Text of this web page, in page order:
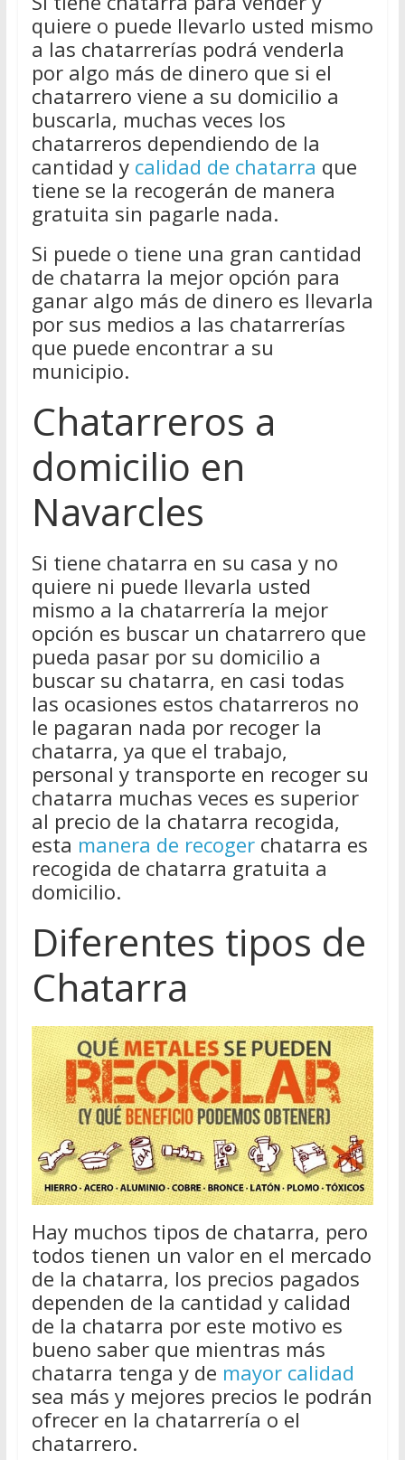
quiere o puede llevarlo usted mismo
a las chatarrerías podrá venderla
por algo más de dinero que si el
chatarrero viene a su domicilio a
buscarla, muchas veces los
chatarreros dependiendo de la
cantidad ycalidad de chatarra que
tiene se la recogerán de manera
gratuita sin pagarle nada.
Si puede o tiene una gran cantidad
de chatarra la mejor opción para
ganar algo más de dinero es llevarla
por sus medios a las chatarrerías
que puede encontrar a su
municipio.
Chatarreros a
domicilio en
Navarcles
Si tiene chatarra en su casa y no
quiere ni puede llevarla usted
mismo a la chatarrería la mejor
opción es buscar un chatarrero que
pueda pasar por su domicilio a
buscar su chatarra, en casi todas
las ocasiones estos chatarreros no
le pagaran nada por recoger la
chatarra, ya que el trabajo,
personal y transporte en recoger su
chatarra muchas veces es superior
al precio de la chatarra recogida,
esta manera de recogerchatarra es
recogida de chatarra gratuita a
domicilio.
Diferentes tipos de
Chatarra
Hay muchos tipos de chatarra, pero
todos tienen un valor en el mercado
de la chatarra, los precios pagados
dependen de la cantidad y calidad
de la chatarra por este motivo es
bueno saber que mientras más
chatarra tenga y de mayor calidad
sea más y mejores precios le podrán
ofrecer en la chatarrería o el
chatarrero.